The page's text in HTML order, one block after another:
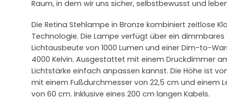
Raum, in dem wir uns sicher, selbstbewusst und
Die Retina Stehlampe in Bronze kombiniert zeitlose
Technologie. Die Lampe verfügt über ein dimmbares
Lichtausbeute von 1000 Lumen und einer Dim-to-
4000 Kelvin. Ausgestattet mit einem Druckdimmer
Lichtstärke einfach anpassen kannst. Die Höhe ist
mit einem Fußdurchmesser von 22,5 cm und einem
von 60 cm. Inklusive eines 200 cm langen Kabels.